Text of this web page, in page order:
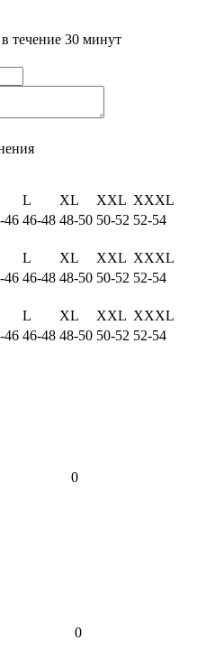
течение 30 минут
L XL XXL XXXL
46 46-48 48-50 50-52 52-54
L XL XXL XXXL
46 46-48 48-50 50-52 52-54
L XL XXL XXXL
46 46-48 48-50 50-52 52-54
0
0